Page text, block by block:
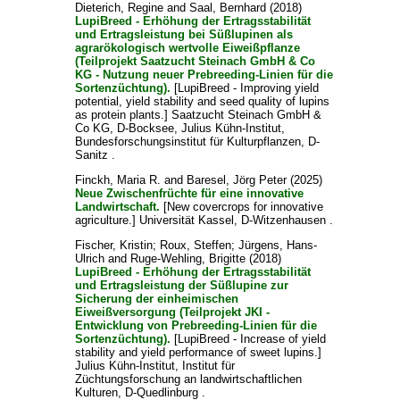
Dieterich, Regineand Saal, Bernhard (2018)
LupiBreed - Erhöhung der Ertragsstabilität
und Ertragsleistung bei Süßlupinen als
agrarökologisch wertvolle Eiweißpflanze
(Teilprojekt Saatzucht Steinach GmbH & Co
KG - Nutzung neuer Prebreeding-Linien für die
Sortenzüchtung). [LupiBreed - Improving yield
potential, yield stability and seed quality of lupins
as protein plants.] Saatzucht Steinach GmbH &
Co KG, D-Bocksee, Julius Kühn-Institut,
Bundesforschungsinstitut für Kulturpflanzen, D-
Sanitz .
Finckh, Maria R. and Baresel, Jörg Peter(2025)
Neue Zwischenfrüchte für eine innovative
Landwirtschaft. [New covercrops for innovative
agriculture.] Universität Kassel, D-Witzenhausen .
Fischer, Kristin; Roux, Steffen; Jürgens, Hans-
Ulrichand Ruge-Wehling, Brigitte(2018)
LupiBreed - Erhöhung der Ertragsstabilität
und Ertragsleistung der Süßlupine zur
Sicherung der einheimischen
Eiweißversorgung (Teilprojekt JKI -
Entwicklung von Prebreeding-Linien für die
Sortenzüchtung). [LupiBreed - Increase of yield
stability and yield performance of sweet lupins.]
Julius Kühn-Institut, Institut für
Züchtungsforschung an landwirtschaftlichen
Kulturen, D-Quedlinburg .